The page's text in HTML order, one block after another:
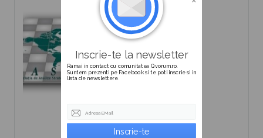
Inscrie-te la newsletter
Ramai in contact cu comunitatea Qvorum.ro.
Suntem prezenti pe Facebook si te poti inscrie si in
lista de newslettere.
Adresa EMail